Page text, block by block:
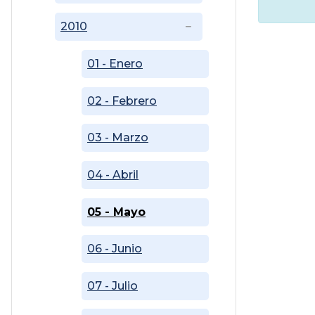
2010
01 - Enero
02 - Febrero
03 - Marzo
04 - Abril
05 - Mayo
06 - Junio
07 - Julio